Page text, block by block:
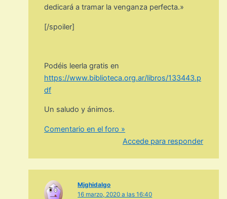
dedicará a tramar la venganza perfecta.»
[/spoiler]
Podéis leerla gratis en
https://www.biblioteca.org.ar/libros/133443.p
df
Un saludo y ánimos.
Comentario en el foro »
Accede para responder
Mjghidalgo
16 marzo, 2020 a las 16:40